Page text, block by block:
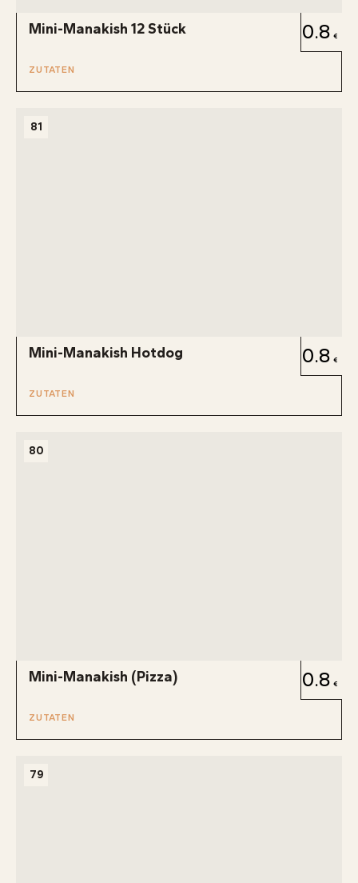
Mini-Manakish 12 Stück 0.8
ZUTATEN
81
Mini-Manakish Hotdog 0.8
ZUTATEN
80
Mini-Manakish (Pizza) 0.8
ZUTATEN
79